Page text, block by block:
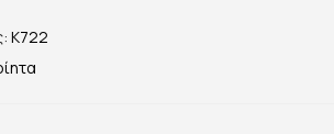
K722